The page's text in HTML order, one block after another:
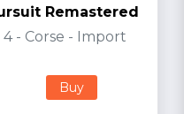
Remastered
- Corse - Import
Buy